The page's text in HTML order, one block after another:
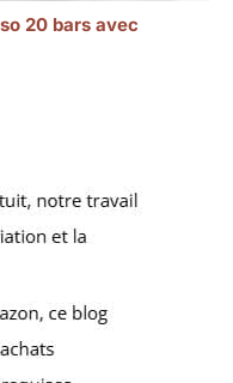
20 bars avec